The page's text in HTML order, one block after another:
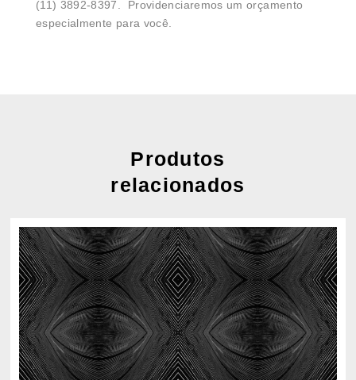
(11) 3892-8397. Providenciaremos um orçamento
especialmente para você.
Produtos
relacionados